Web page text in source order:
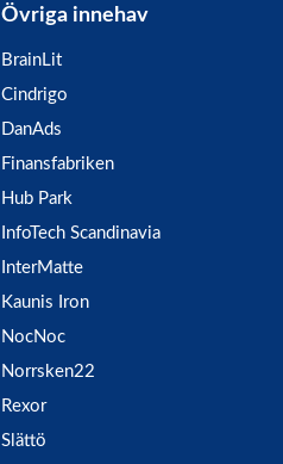
Övriga innehav
BrainLit
Cindrigo
DanAds
Finansfabriken
Hub Park
InfoTech Scandinavia
InterMatte
Kaunis Iron
NocNoc
Norrsken22
Rexor
Slättö